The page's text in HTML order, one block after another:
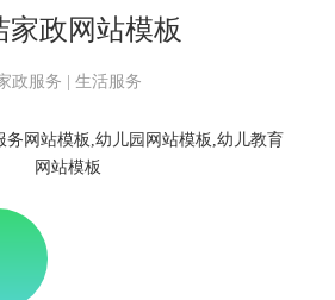
家政网站模板
政服务 | 生活服务
务网站模板,幼儿园网站模板,幼儿教育
网站模板